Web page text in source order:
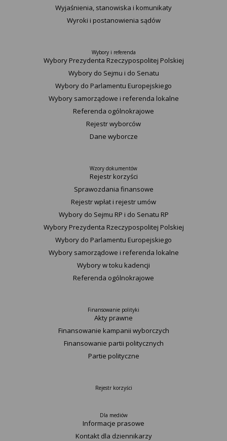
Wyjaśnienia, stanowiska i komunikaty
Wyroki i postanowienia sądów
Wybory i referenda
Wybory Prezydenta Rzeczypospolitej Polskiej
Wybory do Sejmu i do Senatu
Wybory do Parlamentu Europejskiego
Wybory samorządowe i referenda lokalne
Referenda ogólnokrajowe
Rejestr wyborców
Dane wyborcze
Wzory dokumentów
Rejestr korzyści
Sprawozdania finansowe
Rejestr wpłat i rejestr umów
Wybory do Sejmu RP i do Senatu RP
Wybory Prezydenta Rzeczypospolitej Polskiej
Wybory do Parlamentu Europejskiego
Wybory samorządowe i referenda lokalne
Wybory w toku kadencji
Referenda ogólnokrajowe
Finansowanie polityki
Akty prawne
Finansowanie kampanii wyborczych
Finansowanie partii politycznych
Partie polityczne
Rejestr korzyści
Dla mediów
Informacje prasowe
Kontakt dla dziennikarzy